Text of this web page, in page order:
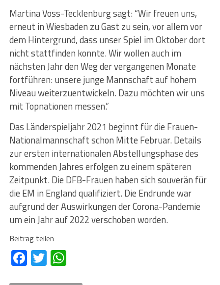
Martina Voss-Tecklenburg sagt: “Wir freuen uns,
erneut in Wiesbaden zu Gast zu sein, vor allem vor
dem Hintergrund, dass unser Spiel im Oktober dort
nicht stattfinden konnte. Wir wollen auch im
nächsten Jahr den Weg der vergangenen Monate
fortführen: unsere junge Mannschaft auf hohem
Niveau weiterzuentwickeln. Dazu möchten wir uns
mit Topnationen messen.”
Das Länderspieljahr 2021 beginnt für die Frauen-
Nationalmannschaft schon Mitte Februar. Details
zur ersten internationalen Abstellungsphase des
kommenden Jahres erfolgen zu einem späteren
Zeitpunkt. Die DFB-Frauen haben sich souverän für
die EM in England qualifiziert. Die Endrunde war
aufgrund der Auswirkungen der Corona-Pandemie
um ein Jahr auf 2022 verschoben worden.
Beitrag teilen
Facebook
TwitterWhatsApp